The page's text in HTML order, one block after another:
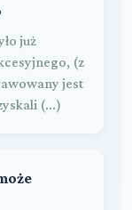
już
(z
jest
(...)